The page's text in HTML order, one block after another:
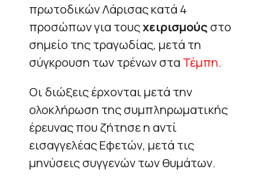
πρωτοδικών Λάρισας κατά 4
προσώπων για τουςχειρισμούςστο
σημείο της τραγωδίας, μετά τη
σύγκρουση των τρένων στα Τέμπη.
Οι διώξεις έρχονται μετά την
ολοκλήρωση της συμπληρωματικής
έρευνας που ζήτησε η αντί
εισαγγελέας Εφετών, μετά τις
μηνύσεις συγγενών των θυμάτων.